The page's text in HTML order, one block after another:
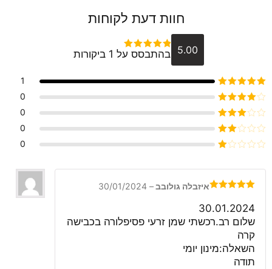
חוות דעת לקוחות
5.00 דורג 5מתוך 5
בהתבסס על 1 ביקורות
דורג5מתוך 5
1
דורג4
מתוך 5
0
דורג3
מתוך 5
0
דורג
2
0
5
0
5
איזבלה גולובב–
30/01/2024
30.01.2024
שלום רב.רכשתי שמן זרעי פסיפלורה בכבישה
קרה
השאלה:מינון יומי
תודה